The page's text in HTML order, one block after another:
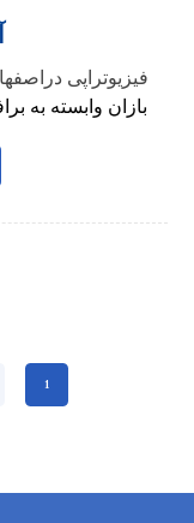
فیزیوتراپی
‌بازان وابسته به
1